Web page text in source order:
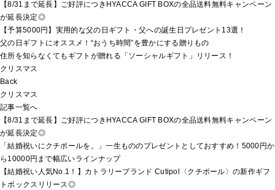
【8/31まで延長】ご好評につきHYACCA GIFT BOXの全品送料無料キャンペーン
が延長決定◎
【予算5000円】実用的な父の日ギフト・父への誕生日プレゼント13選！
父の日ギフトにオススメ！“おうち時間”を豊かにする贈りもの
住所を知らなくてもギフトが贈れる「ソーシャルギフト」リリース！
クリスマス
Back
クリスマス
記事一覧へ
【8/31まで延長】ご好評につきHYACCA GIFT BOXの全品送料無料キャンペーン
が延長決定◎
「結婚祝いにクチポールを。」一生もののプレゼントとしておすすめ！5000円か
ら10000円まで幅広いラインナップ
【結婚祝い人気No.1！】カトラリーブランド Cutipol〈クチポール〉の新作ギフ
トボックスリリース◎